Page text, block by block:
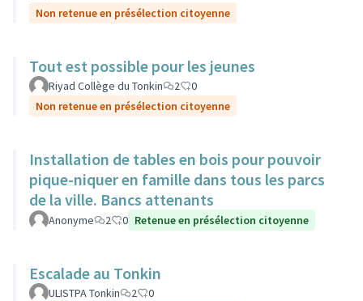
Non retenue en présélection citoyenne
Tout est possible pour les jeunes
Riyad Collège du Tonkin 2
0
Non retenue en présélection citoyenne
Installation de tables en bois pour pouvoir
pique-niquer en famille dans tous les parcs
de la ville. Bancs attenants
Anonyme 2 0 Retenue en présélection citoyenne
Escalade au Tonkin
ULISTPA Tonkin 2
0